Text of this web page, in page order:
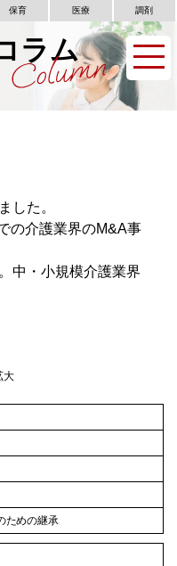
保育 医療 調剤
ラム
した。
の介護業界のM&A事
中・小規模介護業界
大
ための継承